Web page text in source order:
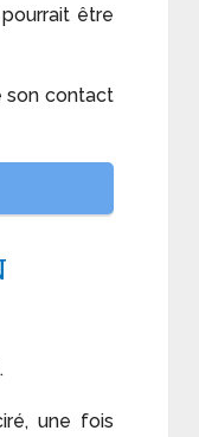
être
son contact
une fois